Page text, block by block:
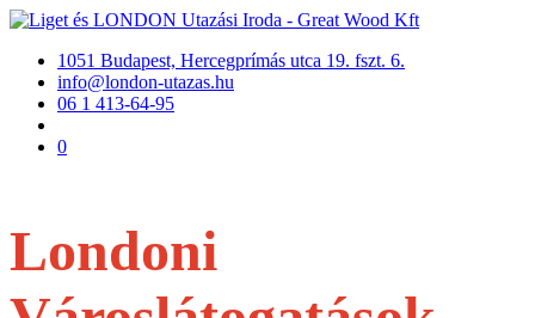
1051 Budapest, Hercegprímás utca 19. fszt. 6.
info@london-utazas.hu
06 1 413-64-95
0
Londoni